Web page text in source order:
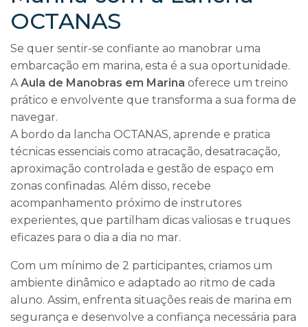
OCTANAS
Se quer sentir-se confiante ao manobrar uma
embarcação em marina, esta é a sua oportunidade.
AAula de Manobras em Marina oferece um treino
prático e envolvente que transforma a sua forma de
navegar.
A bordo da lancha OCTANAS, aprende e pratica
técnicas essenciais como atracação, desatracação,
aproximação controlada e gestão de espaço em
zonas confinadas. Além disso, recebe
acompanhamento próximo de instrutores
experientes, que partilham dicas valiosas e truques
eficazes para o dia a dia no mar.
Com um mínimo de 2 participantes, criamos um
ambiente dinâmico e adaptado ao ritmo de cada
aluno. Assim, enfrenta situações reais de marina em
segurança e desenvolve a confiança necessária para